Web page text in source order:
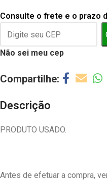
Consulte o frete e o prazo
Não sei meu cep
Descrição
PRODUTO USADO.
Antes de efetuar a compra,